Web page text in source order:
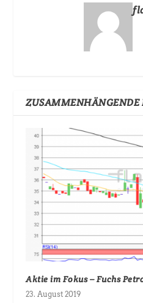
ZUSAMMENHÄNGENDE
Aktie im Fokus – Fuchs
23. August 2019